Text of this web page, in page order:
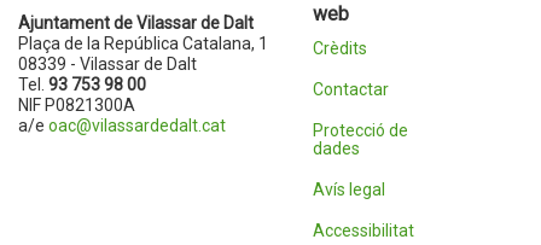
Ajuntament de Vilassar de Dalt
Plaça de la República Catalana, 1
08339 - Vilassar de Dalt
Tel. 93 753 98 00
NIF P0821300A
a/e oac@vilassardedalt.cat
web
Crèdits
Contactar
Protecció de
dades
Avís legal
Accessibilitat